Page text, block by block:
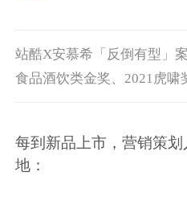
站酷X安慕希「反倒有型」
食品酒饮类金奖、2021虎啸
每到新品上市，营销策
地：